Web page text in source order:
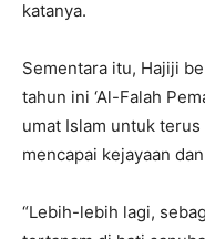
katanya.
Sementara itu, Hajiji
tahun ini ‘Al-Falah
umat Islam untuk
mencapai kejayaan
“Lebih-lebih lagi,